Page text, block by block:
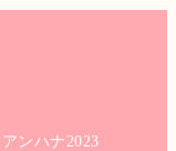
ンハナ2023